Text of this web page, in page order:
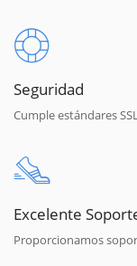
Seguridad
Cumple estándares
Excelente
Proporcionamos